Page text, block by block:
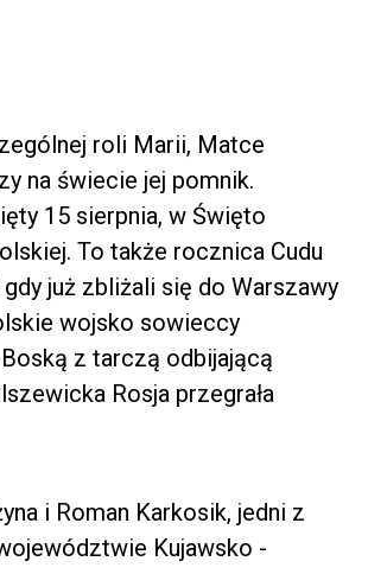
roli Marii, Matce
na świecie jej pomnik.
15 sierpnia, w Święto
To także rocznica Cudu
już zbliżali się do Warszawy
wojsko sowieccy
z tarczą odbijającą
Rosja przegrała
i Roman Karkosik, jedni z
Kujawsko -